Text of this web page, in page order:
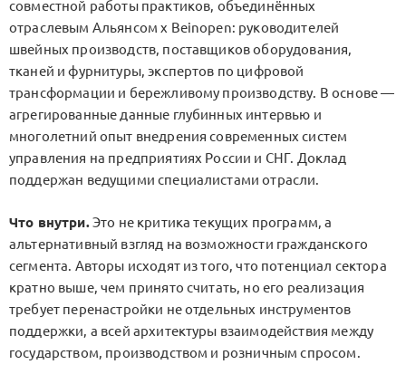
совместной работы практиков, объединённых
отраслевым Альянсом x Beinopen: руководителей
швейных производств, поставщиков оборудования,
тканей и фурнитуры, экспертов по цифровой
трансформации и бережливому производству. В основе —
агрегированные данные глубинных интервью и
многолетний опыт внедрения современных систем
управления на предприятиях России и СНГ. Доклад
поддержан ведущими специалистами отрасли.
Что внутри.Это не критика текущих программ, а
альтернативный взгляд на возможности гражданского
сегмента. Авторы исходят из того, что потенциал сектора
кратно выше, чем принято считать, но его реализация
требует перенастройки не отдельных инструментов
поддержки, а всей архитектуры взаимодействия между
государством, производством и розничным спросом.